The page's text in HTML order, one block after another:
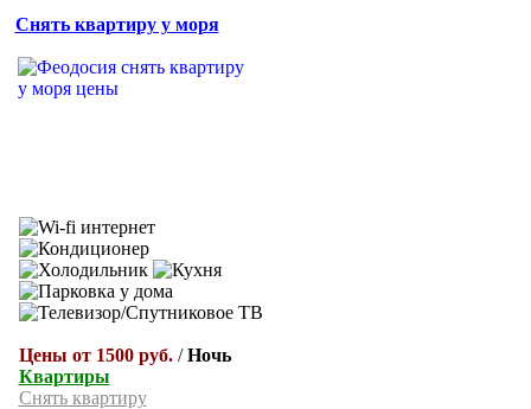
Снять квартиру у моря
Цены от 1500 руб./Ночь
Квартиры
Снять квартиру